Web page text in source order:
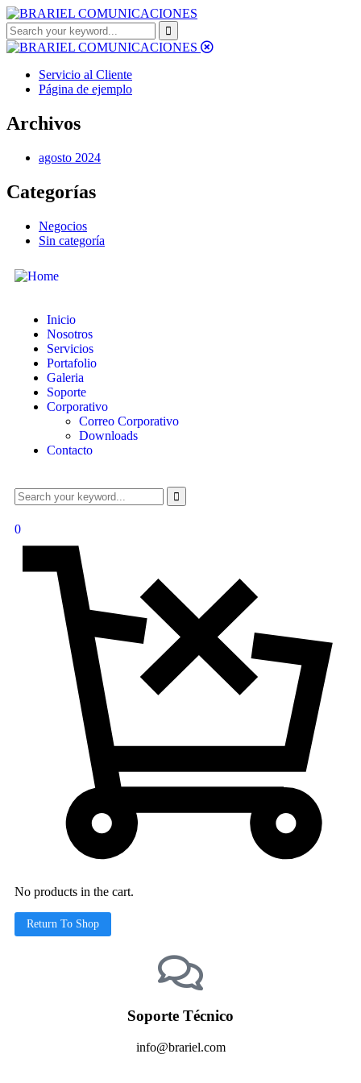
Servicio al Cliente
Página de ejemplo
Archivos
agosto 2024
Categorías
Negocios
Sin categoría
Inicio
Nosotros
Servicios
Portafolio
Galeria
Soporte
Corporativo
Correo Corporativo
Downloads
Contacto
0
No products in the cart.
Return To Shop
Soporte Técnico
info@brariel.com